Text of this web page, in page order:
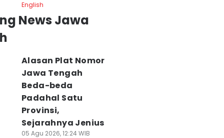
English
News Jawa
Alasan Plat Nomor
Jawa Tengah
Beda-beda
Padahal Satu
Provinsi,
Sejarahnya Jenius
05 Agu 2026, 12:24 WIB